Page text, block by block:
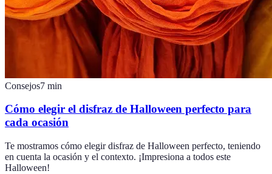
Consejos7 min
Cómo elegir el disfraz de Halloween perfecto para
cada ocasión
Te mostramos cómo elegir disfraz de Halloween perfecto, teniendo
en cuenta la ocasión y el contexto. ¡Impresiona a todos este
Halloween!